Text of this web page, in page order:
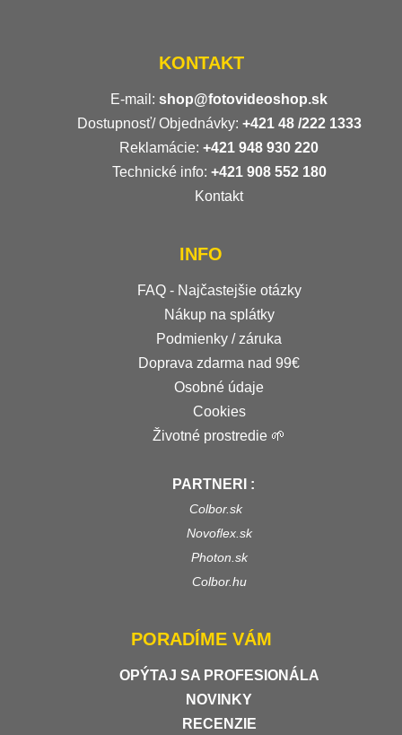
KONTAKT
E-mail: shop@fotovideoshop.sk
Dostupnosť/ Objednávky: +421 48 /222 1333
Reklamácie: +421 948 930 220
Technické info: +421 908 552 180
Kontakt
INFO
FAQ - Najčastejšie otázky
Nákup na splátky
Podmienky / záruka
Doprava zdarma nad 99€
Osobné údaje
Cookies
Životné prostredie 🌱
PARTNERI :
Colbor.sk
Novoflex.sk
Photon.sk
Colbor.hu
PORADÍME VÁM
OPÝTAJ SA PROFESIONÁLA
NOVINKY
RECENZIE